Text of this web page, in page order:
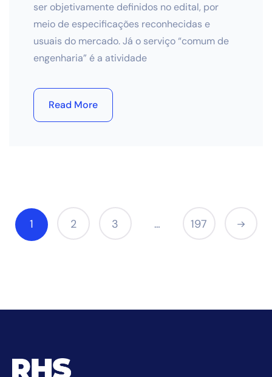
ser objetivamente definidos no edital, por
meio de especificações reconhecidas e
usuais do mercado. Já o serviço “comum de
engenharia” é a atividade
Read More
1 2 3 … 197